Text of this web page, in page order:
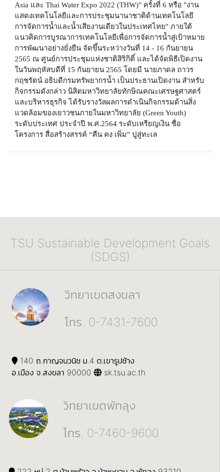
Asia และ Thai Water Expo 2022 (THW)" ครั้งที่ 6 หรือ "งาน
แสดงเทคโนโลยีและการประชุมนานาชาติด้านเทคโนโลยี
การจัดการน้ำและน้ำเสียงานเดียวในประเทศไทย" ภายใต้
แนวคิดการบูรณาการเทคโนโลยีเพื่อการจัดการน้ำสู่เป้าหมาย
การพัฒนาอย่างยั่งยืน จัดขึ้นระหว่างวันที่ 14 - 16 กันยายน
2565 ณ ศูนย์การประชุมแห่งชาติสิริกิติ์ และได้จัดพิธีเปิดงาน
ในวันพฤหัสบดีที่ 15 กันยายน 2565 โดยมี นายภาดล ถาวร
กฤชรัตน์ อธิบดีกรมทรัพยากรน้ำ เป็นประธานเปิดงาน สำหรับ
กิจกรรมดังกล่าว นิสิตมหาวิทยาลัยทักษิณคณะเศรษฐศาสตร์
และบริหารธุรกิจ ได้รับรางวัลผลการดำเนินกิจกรรมด้านสิ่ง
แวดล้อมของเยาวชนภายในมหาวิทยาลัย (Green Youth)
ระดับประเทศ ประจำปี พ.ศ.2564 ระดับเหรียญเงิน ชื่อ
โครงการ สื่อสร้างสรรค์ “คืน คง เพิ่ม” ปูสู่ทะเล
TSU Sustainable Development Goals
(SDGS)
วิทยาเขตสงขลา
โทร. 0-7431-7600
140 ถ.กาญจนวนิช ม.4 ต.เขารูปช้าง
อ.เมือง จ.สงขลา 90000
sk.tsu.ac.th
วิทยาเขตพัทลุง
โทร. 0-7460-9600